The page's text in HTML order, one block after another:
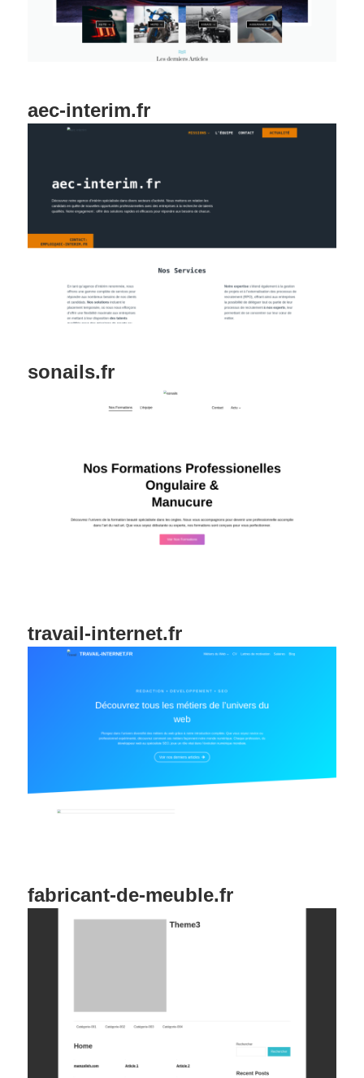
aec-interim.fr
sonails.fr
travail-internet.fr
fabricant-de-meuble.fr